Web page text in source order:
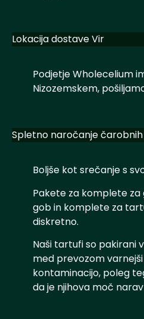
Lokacija dostave Vir
Podjetje Wholecelium
Nizozemskem,
Spletno naročanje
Boljše kot srečanje s
Pakete za komplete
gob in komplete za
diskretno.
Naši tartufi so pakirani
med prevozom
kontaminacijo, poleg
da je njihova moč